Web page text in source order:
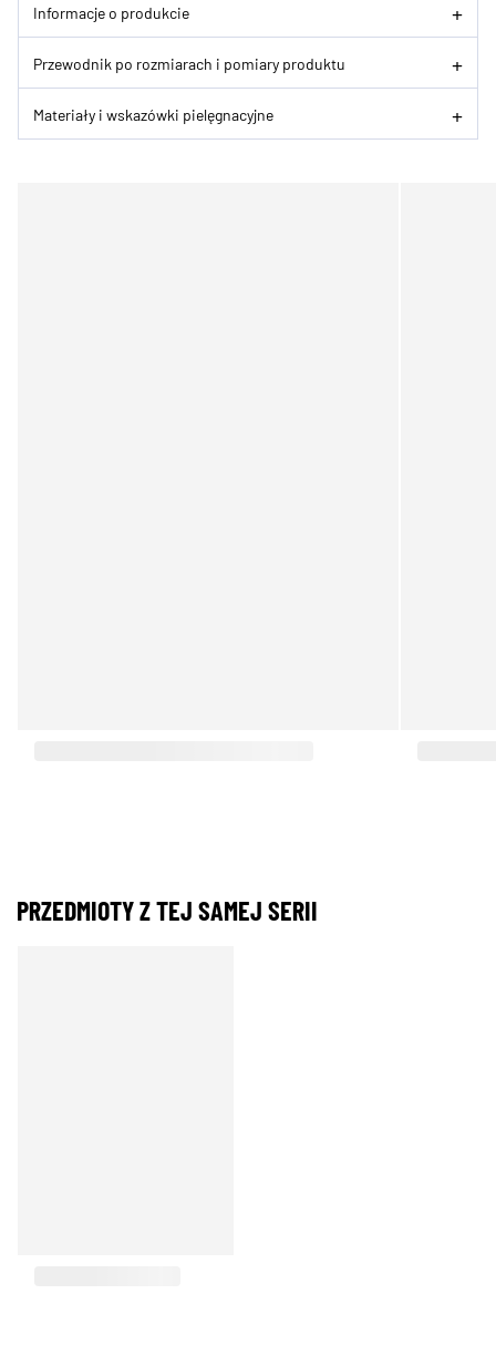
Informacje o produkcie
Przewodnik po rozmiarach i pomiary produktu
Materiały i wskazówki pielęgnacyjne
PRZEDMIOTY Z TEJ SAMEJ SERII